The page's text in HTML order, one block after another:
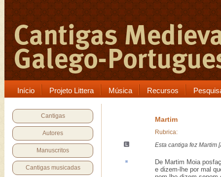
Início Projeto Littera Música Recursos
Cantigas
Autores
Manuscritos
Cantigas musicadas
Martim
Rubrica:
Esta cantiga fez Martim
De Martim Moia
e dizem-lhe por mal